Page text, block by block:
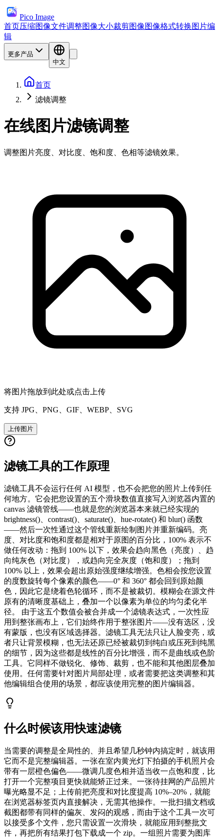
Pico Image
首页压缩图像文件调整图像大小裁剪图像图像格式转换图片编
辑
更多产品
中文
首页
滤镜调整
在线图片滤镜调整
调整图片亮度、对比度、饱和度、色相等滤镜效果。
将图片拖放到此处或点击上传
支持 JPG、PNG、GIF、WEBP、SVG
上传图片
滤镜工具的工作原理
滤镜工具不会运行任何 AI 模型，也不会把您的照片上传到任
何地方。它会把您设置的五个滑块数值直接写入浏览器内置的
canvas 滤镜管线——也就是您的浏览器本来就已经实现的
brightness()、contrast()、saturate()、hue-rotate() 和 blur() 函数
——然后一次性通过这个管线重新绘制图片并重新编码。亮
度、对比度和饱和度都是相对于原图的百分比，100% 表示不
做任何改动：拖到 100% 以下，效果会趋向黑色（亮度）、趋
向纯灰色（对比度），或趋向完全灰度（饱和度）；拖到
100% 以上，效果会超出原始强度继续增强。色相会按您设置
的度数旋转每个像素的颜色——0° 和 360° 都会回到原始颜
色，因此它是绕着色轮循环，而不是被裁切。模糊会在源文件
原有的清晰度基础上，叠加一个以像素为单位的均匀柔化半
径。 由于这五个数值会被合并成一个滤镜表达式，一次性应
用到整张画布上，它们始终作用于整张图片——没有选区，没
有蒙版，也没有区域选择器。滤镜工具无法只让人脸变亮，或
者只让背景模糊，也无法还原已经被裁切到纯白或压死到纯黑
的细节，因为这些都是线性的百分比增强，而不是曲线或色阶
工具。它同样不做锐化、修饰、裁剪，也不能和其他图层叠加
使用。任何需要针对图片局部处理，或者需要把这类调整和其
他编辑组合使用的场景，都应该使用完整的图片编辑器。
什么时候该用快速滤镜
当需要的调整是全局性的、并且希望几秒钟内搞定时，就该用
它而不是完整编辑器。一张在室内黄光灯下拍摄的手机照片会
带有一层橙色偏色——微调几度色相并适当收一点饱和度，比
打开一个完整项目更快就能矫正过来。一张待挂网的产品照片
曝光略显不足；上传前把亮度和对比度提高 10%–20%，就能
在浏览器标签页内直接解决，无需其他操作。一批扫描文档或
截图都带有同样的偏灰、发闷的观感，而由于这个工具一次可
以接受多个文件，您只需设置一次滑块，就能应用到整批文
件，再把所有结果打包下载成一个 zip。一组照片需要为图库